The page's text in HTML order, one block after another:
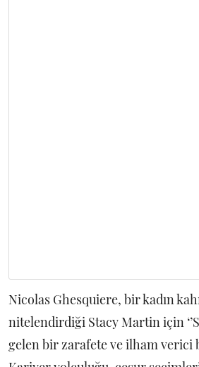
Nicolas Ghesquiere, bir kadın
nitelendirdiği Stacy Martin için
gelen bir zarafete ve ilham verici